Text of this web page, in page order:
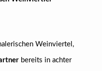
Weinviertel,
bereits in achter